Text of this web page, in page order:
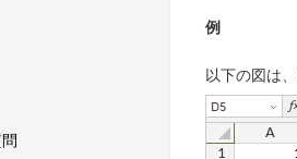
例
以下の図は、